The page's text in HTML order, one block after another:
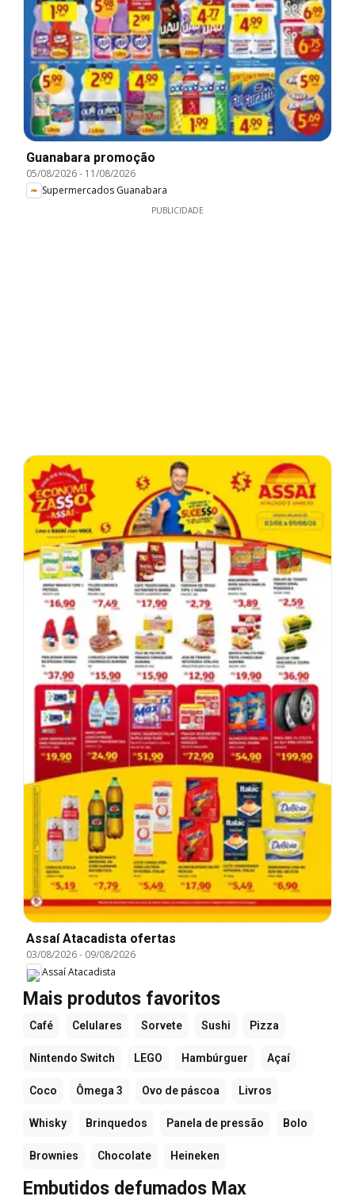
Guanabara promoção
05/08/2026- 11/08/2026
Supermercados Guanabara
PUBLICIDADE
Assaí Atacadista ofertas
03/08/2026- 09/08/2026
Assaí Atacadista
Mais produtos favoritos
Café Celulares Sorvete Sushi Pizza
Nintendo Switch LEGO Hambúrguer Açaí
Coco Ômega 3 Ovo de páscoa Livros
Whisky Brinquedos Panela de pressão Bolo
Brownies Chocolate Heineken
Embutidos defumados Max